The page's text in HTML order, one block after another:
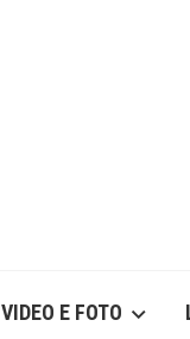
VIDEO E FOTO